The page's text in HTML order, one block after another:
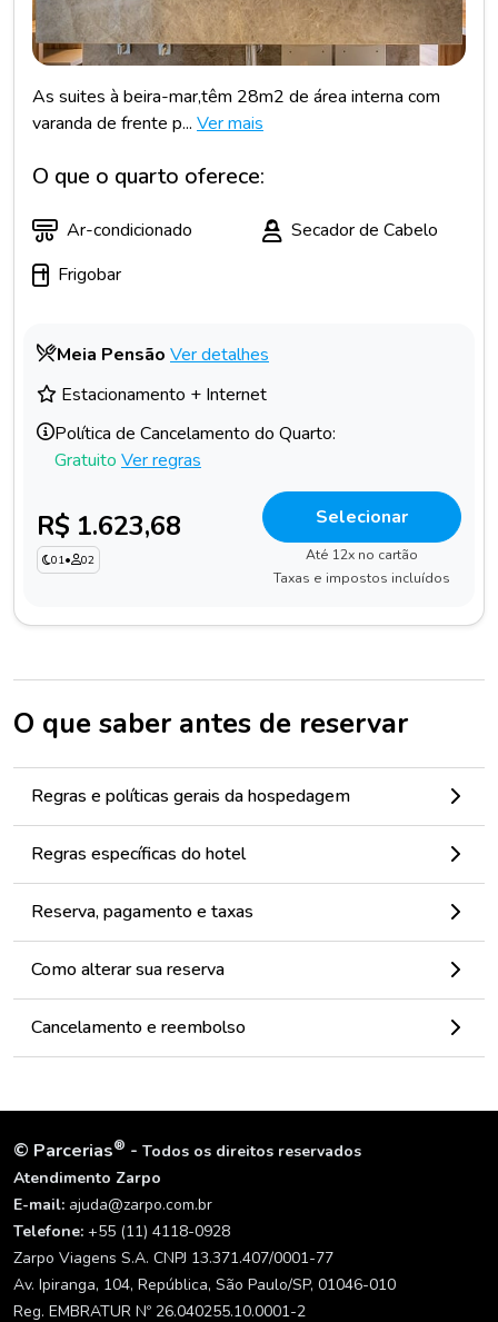
As suites à beira-mar,têm 28m2 de área interna com
varanda de frente p... Ver mais
O que o quarto oferece:
Ar-condicionado
Secador de Cabelo
Frigobar
Meia Pensão Ver detalhes
Estacionamento + Internet
Política de Cancelamento do Quarto:
Gratuito Ver regras
R$ 1.623,68
01• 02
Selecionar
Até 12x no cartão
Taxas e impostos incluídos
O que saber antes de reservar
Regras e políticas gerais da hospedagem
Regras específicas do hotel
Reserva, pagamento e taxas
Como alterar sua reserva
Cancelamento e reembolso
© Parcerias® - Todos os direitos reservados
Atendimento Zarpo
E-mail: ajuda@zarpo.com.br
Telefone: +55 (11) 4118-0928
Zarpo Viagens S.A. CNPJ 13.371.407/0001-77
Av. Ipiranga, 104, República, São Paulo/SP, 01046-010
Reg. EMBRATUR Nº 26.040255.10.0001-2